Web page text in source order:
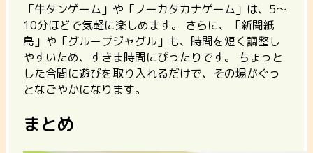
「牛タンゲーム」や「ノーカタカナゲーム」は、5〜
10分ほどで気軽に楽しめます。 さらに、「新聞紙
島」や「グループジャグル」も、時間を短く調整し
やすいため、すきま時間にぴったりです。 ちょっと
した合間に遊びを取り入れるだけで、その場がぐっ
となごやかになります。
まとめ